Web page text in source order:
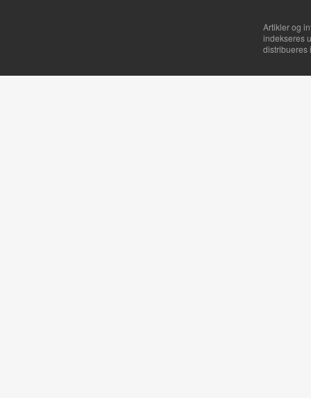
Artikler og
indekseres
distribueres